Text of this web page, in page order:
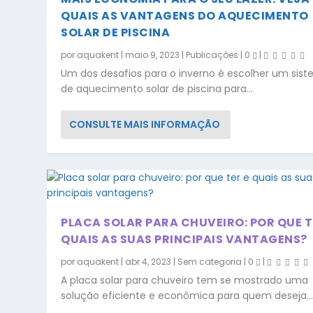
QUAIS AS VANTAGENS DO AQUECIMENTO
SOLAR DE PISCINA
por aquakent | maio 9, 2023 | Publicações | 0 |
Um dos desafios para o inverno é escolher um
de aquecimento solar de piscina para...
CONSULTE MAIS INFORMAÇÃO
PLACA SOLAR PARA CHUVEIRO: POR QUE
QUAIS AS SUAS PRINCIPAIS VANTAGENS?
por aquakent | abr 4, 2023 | Sem categoria | 0 |
A placa solar para chuveiro tem se mostrado uma
solução eficiente e econômica para quem deseja...